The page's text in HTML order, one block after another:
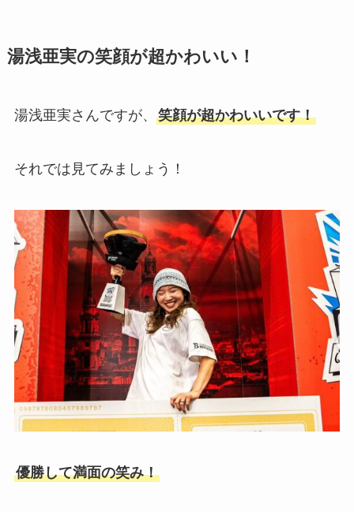
湯浅亜実の笑顔が超かわいい！
湯浅亜実さんですが、 笑顔が超かわいいです！
それでは見てみましょう！
優勝して満面の笑み！